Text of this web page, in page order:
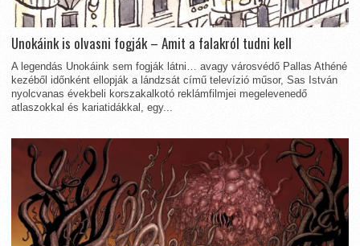
Unokáink is olvasni fogják – Amit a falakról tudni kell
A legendás Unokáink sem fogják látni… avagy városvédő Pallas Athéné
kezéből időnként ellopják a lándzsát című televízió műsor, Sas István
nyolcvanas évekbeli korszakalkotó reklámfilmjei megelevenedő
atlaszokkal és kariatidákkal, egy...